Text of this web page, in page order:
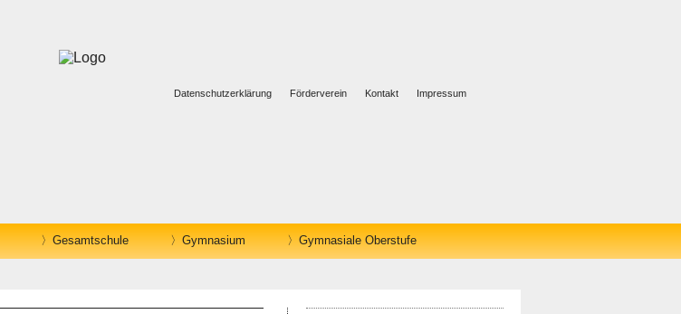
Impressum
Kontakt
Förderverein
Datenschutzerklärung
Gesamtschule Gymnasium Gymnasiale Oberstufe